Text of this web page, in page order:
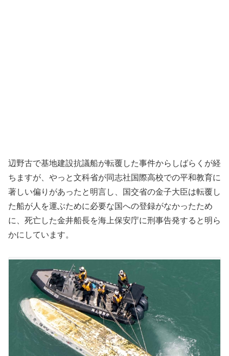
辺野古で基地建設抗議船が転覆した事件からしばらくが経
ちますが、やっと文科省が同志社国際高校での平和教育に
著しい偏りがあったと明言し、国交省の金子大臣は転覆し
た船が人を運ぶために必要な国への登録がなかったため
に、死亡した金井船長を海上保安庁に刑事告発すると明ら
かにしています。